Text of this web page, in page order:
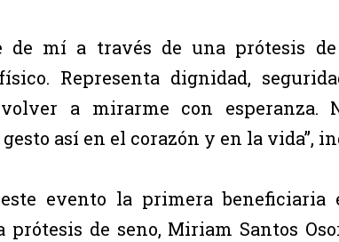
de mí a través de una prótesis
Representa dignidad,
a mirarme con esperanza.
así en el corazón y en la vida”,
evento la primera
prótesis de seno, Miriam Santos